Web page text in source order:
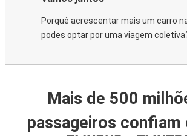
Porquê acrescentar mais um carro
podes optar por uma viagem
Mais de 500
passageiros confiam